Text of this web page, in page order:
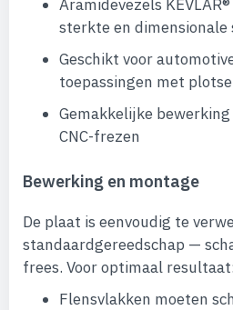
Aramidevezels
sterkte en
Geschikt voor
toepassingen met
Gemakkelijke
CNC-frezen
Bewerking en montage
De plaat is eenvoudig te
standaardgereedschap —
frees. Voor optimaal resultaat:
Flensvlakken moeten